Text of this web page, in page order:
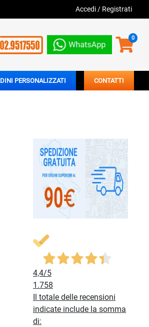
Accedi / Registrati
0
Sei un'azienda? ORDINI PERSONALIZZATI CONTATTI
4,4/5
1.758
Il totale delle recensioni
indicate include la somma
di: